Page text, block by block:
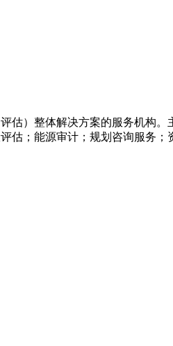
估）整体解决方案的服务机构
估；能源审计；规划咨询服务